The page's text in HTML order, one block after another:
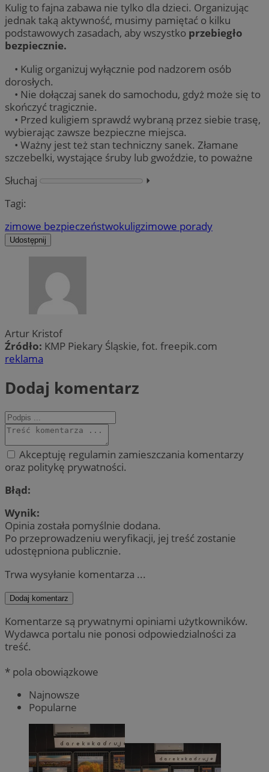
Kulig to fajna zabawa nie tylko dla dzieci. Organizując
jednak taką aktywność, musimy pamiętać o kilku
podstawowych zasadach, aby wszystko przebiegło
bezpiecznie.
• Kulig organizuj wyłącznie pod nadzorem osób
dorosłych.
• Nie dołączaj sanek do samochodu, gdyż może się to
skończyć tragicznie.
• Przed kuligiem sprawdź wybraną przez siebie trasę,
wybierając zawsze bezpieczne miejsca.
• Ważny jest też stan techniczny sanek. Złamane
szczebelki, wystające śruby lub gwoździe, to poważne
Słuchaj
⏵︎
Tagi:
zimowe bezpieczeństwokuligzimowe porady
Udostępnij
Artur Kristof
Źródło: KMP Piekary Śląskie, fot. freepik.com
reklama
Dodaj komentarz
Akceptuję regulamin zamieszczania komentarzy
oraz politykę prywatności.
Błąd:
Wynik:
Opinia została pomyślnie dodana.
Po przeprowadzeniu weryfikacji, jej treść zostanie
udostępniona publicznie.
Trwa wysyłanie komentarza ...
Dodaj komentarz
Komentarze są prywatnymi opiniami użytkowników.
Wydawca portalu nie ponosi odpowiedzialności za
treść.
* pola obowiązkowe
Najnowsze
Popularne